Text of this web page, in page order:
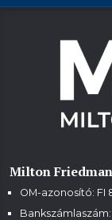
Milton
OM-azonosító: FI
Bankszámlaszám: